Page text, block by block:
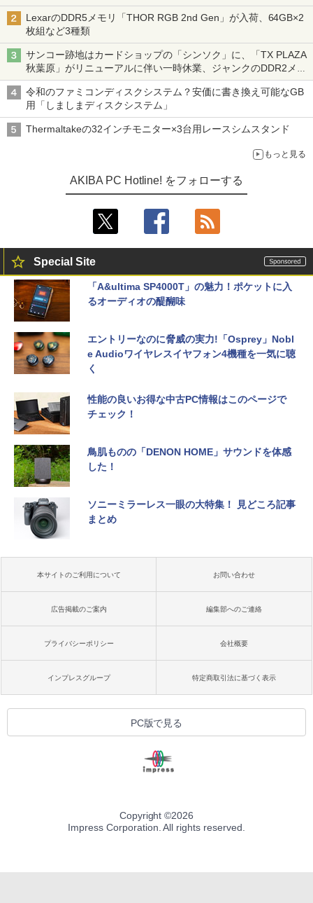
LexarのDDR5メモリ「THOR RGB 2nd Gen」が入荷、64GB×2
枚組など3種類
サンコー跡地はカードショップの「シンソク」に、「TX PLAZA
秋葉原」がリニューアルに伴い一時休業、ジャンクのDDR2メモ
リが100円で販売など～ 最近の秋葉原 ～
令和のファミコンディスクシステム？安価に書き換え可能なGB
用「しましまディスクシステム」
Thermaltakeの32インチモニター×3台用レースシムスタンド
もっと見る
AKIBA PC Hotline! をフォローする
Special Site
「A&ultima SP4000T」の魅力！ポケットに入
るオーディオの醍醐味
エントリーなのに脅威の実力!「Osprey」Nobl
e Audioワイヤレスイヤフォン4機種を一気に聴
く
性能の良いお得な中古PC情報はこのページで
チェック！
鳥肌ものの「DENON HOME」サウンドを体感
した！
ソニーミラーレス一眼の大特集！ 見どころ記事
まとめ
本サイトのご利用について お問い合わせ
広告掲載のご案内 編集部へのご連絡
プライバシーポリシー 会社概要
インプレスグループ 特定商取引法に基づく表示
PC版で見る
Copyright ©2026
Impress Corporation. All rights reserved.